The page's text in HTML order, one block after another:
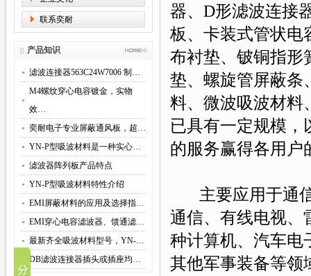
联系奕耐
产品知识
滤波连接器563C24W7006 制…
M4螺纹穿心电容镀金，实物
效…
奕耐电子专业屏蔽通风板，超…
YN-P型吸波材料是一种实心…
滤波器阵列板产品特点
YN-P型吸波材料特性介绍
EMI屏蔽材料的应用及选择指…
EMI穿心电容滤波器、馈通滤…
最新齐全吸波材料型号，YN-…
DB滤波连接器插头或插座均…
器、 D形滤波连接
板、 卡装式管状电
布衬垫、 铍铜指形
垫、 螺旋管屏蔽条
料、 微波吸波材料
已具有一定规模，
的服务赢得各用户
主要应用于通
通信、有线电视、
种计算机、汽车电
其他军事装备等领